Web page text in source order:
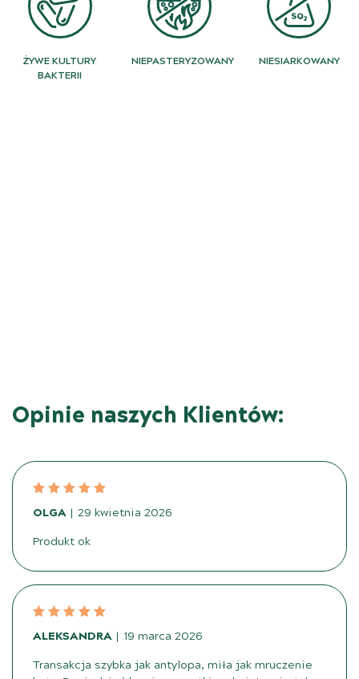
ŻYWE KULTURY
BAKTERII
NIEPASTERYZOWANY NIESIARKOWANY
Opinie naszych Klientów:
OLGA
29 kwietnia 2026
Produkt ok
ALEKSANDRA
19 marca 2026
Transakcja szybka jak antylopa, miła jak mruczenie